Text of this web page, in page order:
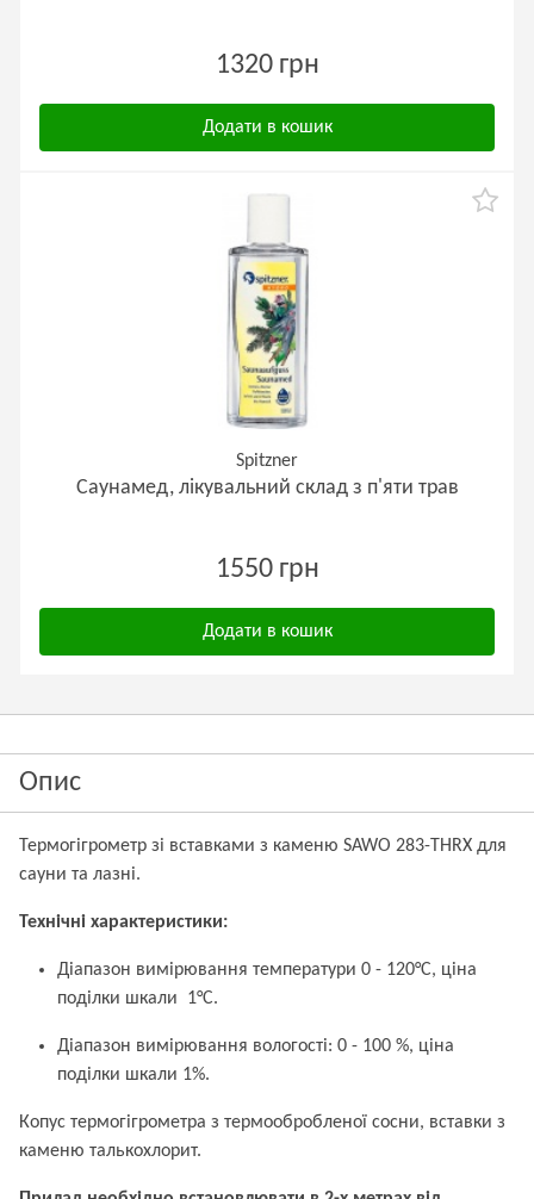
1320 грн
Додати в кошик
Spitzner
Саунамед, лікувальний склад з п'яти трав
1550 грн
Додати в кошик
Опис
Термогігрометр зі вставками з каменю SAWO 283-THRX для
сауни та лазні.
Технічні характеристики:
Діапазон вимірювання температури 0 - 120°С, ціна
поділки шкали 1°С.
Діапазон вимірювання вологості: 0 - 100 %, ціна
поділки шкали 1%.
Копус термогігрометра з термообробленої сосни, вставки з
каменю талькохлорит.